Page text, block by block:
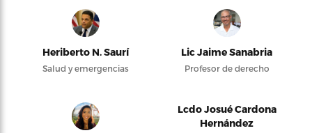
Heriberto N. Saurí
Salud y emergencias
Lic Jaime Sanabria
Profesor de derecho
Lcdo Josué Cardona
Hernández